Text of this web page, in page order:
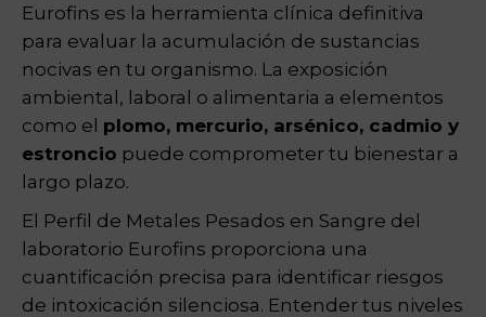
Eurofins es la herramienta clínica definitiva
para evaluar la acumulación de sustancias
nocivas en tu organismo. La exposición
ambiental, laboral o alimentaria a elementos
como el plomo, mercurio, arsénico, cadmio y
estroncio puede comprometer tu bienestar a
largo plazo.
El Perfil de Metales Pesados en Sangre del
laboratorio Eurofins proporciona una
cuantificación precisa para identificar riesgos
de intoxicación silenciosa. Entender tus niveles